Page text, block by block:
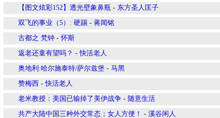
【图文炫彩152】透光壁象鼻瓶 - 东方圣人匡子
双飞的事业（5）: 硬踢 - 蒋闻铭
古都之 梵钟 -怀斯
返老还童有望吗？ -快活老人
奥地利:哈尔施泰特/萨尔兹堡 - 马黑
赞梅西 -快活老人
老米教授：美国已输掉了美伊战争 - 随意生活
共产大陆中国三种外交常态；女人方便！ - 溪谷闲人